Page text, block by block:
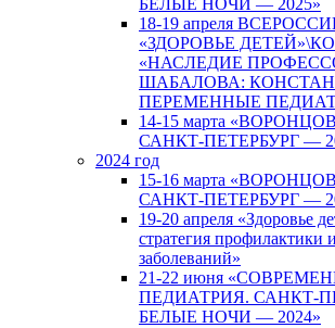
БЕЛЫЕ НОЧИ — 2025»
18-19 апреля
«ЗДОРОВЬЕ
«НАСЛЕДИЕ
ШАБАЛОВА:
ПЕРЕМЕННЫЕ
14-15 марта
САНКТ-ПЕТЕРБУРГ —
2024 год
15-16 марта
САНКТ-ПЕТЕРБУРГ —
19-20 апреля «Здоровье
стратегия профилактики
заболеваний»
21-22 июня
ПЕДИАТРИЯ. САНКТ-
БЕЛЫЕ НОЧИ — 2024»